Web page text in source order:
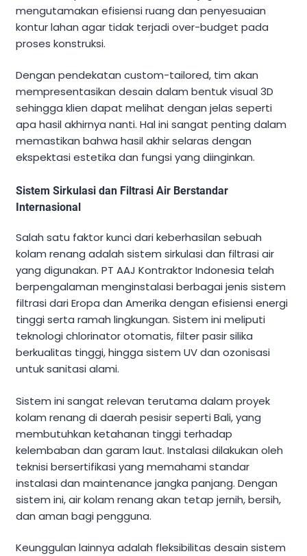
mengutamakan efisiensi ruang dan penyesuaian
kontur lahan agar tidak terjadi over-budget pada
proses konstruksi.
Dengan pendekatan custom-tailored, tim akan
mempresentasikan desain dalam bentuk visual 3D
sehingga klien dapat melihat dengan jelas seperti
apa hasil akhirnya nanti. Hal ini sangat penting dalam
memastikan bahwa hasil akhir selaras dengan
ekspektasi estetika dan fungsi yang diinginkan.
Sistem Sirkulasi dan Filtrasi Air Berstandar
Internasional
Salah satu faktor kunci dari keberhasilan sebuah
kolam renang adalah sistem sirkulasi dan filtrasi air
yang digunakan. PT AAJ Kontraktor Indonesia telah
berpengalaman menginstalasi berbagai jenis sistem
filtrasi dari Eropa dan Amerika dengan efisiensi energi
tinggi serta ramah lingkungan. Sistem ini meliputi
teknologi chlorinator otomatis, filter pasir silika
berkualitas tinggi, hingga sistem UV dan ozonisasi
untuk sanitasi alami.
Sistem ini sangat relevan terutama dalam proyek
kolam renang di daerah pesisir seperti Bali, yang
membutuhkan ketahanan tinggi terhadap
kelembaban dan garam laut. Instalasi dilakukan oleh
teknisi bersertifikasi yang memahami standar
instalasi dan maintenance jangka panjang. Dengan
sistem ini, air kolam renang akan tetap jernih, bersih,
dan aman bagi pengguna.
Keunggulan lainnya adalah fleksibilitas desain sistem